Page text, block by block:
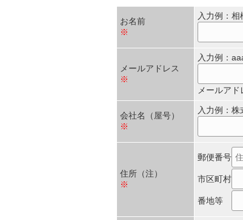
お名前
※
入力例：相
メールアドレス
※
入力例：
メールア
会社名（屋号）
※
入力例：
住所（注）
※
郵便番号
市区町村
番地等